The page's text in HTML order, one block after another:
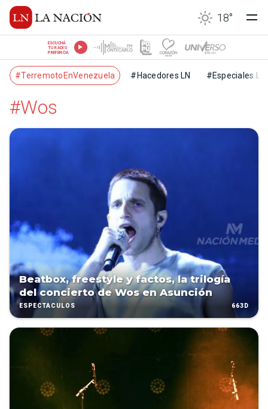
18°
ESCUCHÁ
TU RADIO
PREFERIDA
#TerremotoEnVenezuela #Hacedores LN #Especiales LN
#Wos
Beatbox, freestyle y factos, la trilogía
del concierto de Wos en Asunción
ESPECTÁCULOS 663D